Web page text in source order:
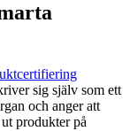
sig själv som ett
och anger att
produkter på